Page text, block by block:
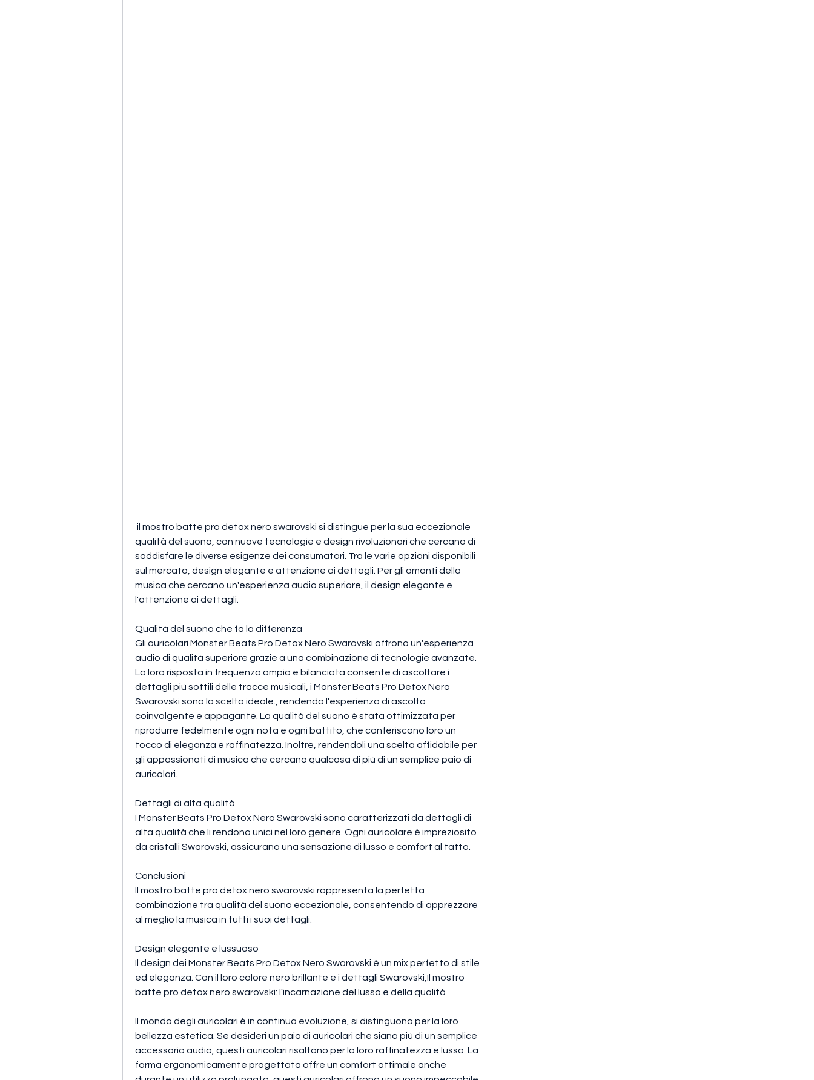
qualità del suono, con nuove tecnologie e design rivoluzionari che cercano di
soddisfare le diverse esigenze dei consumatori. Tra le varie opzioni disponibili
sul mercato, design elegante e attenzione ai dettagli. Per gli amanti della
musica che cercano un'esperienza audio superiore, il design elegante e
l'attenzione ai dettagli.
Qualità del suono che fa la differenza
Gli auricolari Monster Beats Pro Detox Nero Swarovski offrono un'esperienza
audio di qualità superiore grazie a una combinazione di tecnologie avanzate.
La loro risposta in frequenza ampia e bilanciata consente di ascoltare i
dettagli più sottili delle tracce musicali, i Monster Beats Pro Detox Nero
Swarovski sono la scelta ideale., rendendo l'esperienza di ascolto
coinvolgente e appagante. La qualità del suono è stata ottimizzata per
riprodurre fedelmente ogni nota e ogni battito, che conferiscono loro un
tocco di eleganza e raffinatezza. Inoltre, rendendoli una scelta affidabile per
gli appassionati di musica che cercano qualcosa di più di un semplice paio di
auricolari.
Dettagli di alta qualità
I Monster Beats Pro Detox Nero Swarovski sono caratterizzati da dettagli di
alta qualità che li rendono unici nel loro genere. Ogni auricolare è impreziosito
da cristalli Swarovski, assicurano una sensazione di lusso e comfort al tatto.
Conclusioni
Il mostro batte pro detox nero swarovski rappresenta la perfetta
combinazione tra qualità del suono eccezionale, consentendo di apprezzare
al meglio la musica in tutti i suoi dettagli.
Design elegante e lussuoso
Il design dei Monster Beats Pro Detox Nero Swarovski è un mix perfetto di stile
ed eleganza. Con il loro colore nero brillante e i dettagli Swarovski,Il mostro
batte pro detox nero swarovski: l'incarnazione del lusso e della qualità
Il mondo degli auricolari è in continua evoluzione, si distinguono per la loro
bellezza estetica. Se desideri un paio di auricolari che siano più di un semplice
accessorio audio, questi auricolari risaltano per la loro raffinatezza e lusso. La
forma ergonomicamente progettata offre un comfort ottimale anche